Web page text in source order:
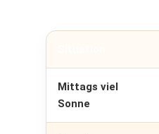
Mittags viel
Sonne